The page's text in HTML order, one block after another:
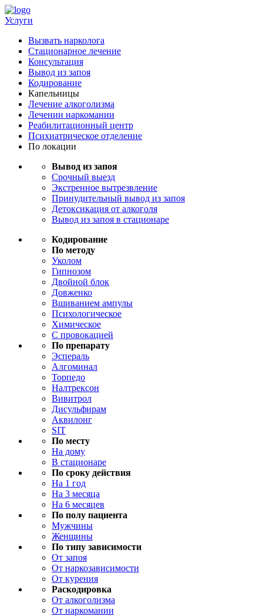
Услуги
Вызвать нарколога
Стационарное лечение
Консультация
Вывод из запоя
Кодирование
Капельницы
Лечение алкоголизма
Лечении наркомании
Реабилитационный центр
Психиатрическое отделение
По локации
Вывод из запоя
Срочный выезд
Экстренное вытрезвление
Принудительный вывод из запоя
Детоксикация от алкоголя
Вывод из запоя в стационаре
Кодирование
По методу
Уколом
Гипнозом
Двойной блок
Довженко
Вшиванием ампулы
Психологическое
Химическое
С провокацией
По препарату
Эспераль
Алгоминал
Торпедо
Налтрексон
Вивитрол
Дисульфирам
Аквилонг
SIT
По месту
На дому
В стационаре
По сроку действия
На 1 год
На 3 месяца
На 6 месяцев
По полу пациента
Мужчины
Женщины
По типу зависимости
От запоя
От наркозависимости
От курения
Раскодировка
От алкоголизма
От наркомании